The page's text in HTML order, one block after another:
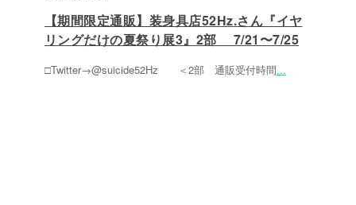
【期間限定通販】装身具店52Hz.さん『イヤ
リングだけの夏祭り展3』2部 7/21〜7/25
□Twitter→@suicide52Hz ＜2部 通販受付時間...